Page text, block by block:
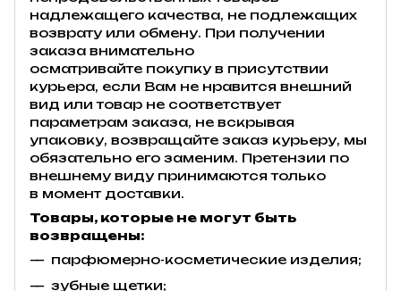
надлежащего качества, не подлежащих
возврату или обмену. При получении
заказа внимательно
осматривайте покупку в присутствии
курьера, если Вам не нравится внешний
вид или товар не соответствует
параметрам заказа, не вскрывая
упаковку, возвращайте заказ курьеру, мы
обязательно его заменим. Претензии по
внешнему виду принимаются только
в момент доставки.
Товары, которые не могут быть
возвращены:
парфюмерно-косметические изделия;
зубные щетки;